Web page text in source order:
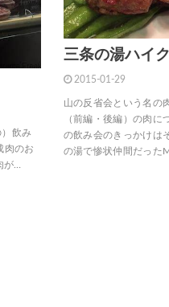
飲み
肉のお
…
三条の湯ハイ
2015-01-29
山の反省会という名の
（前編・後編）の肉に
の飲み会のきっかけは
の湯で惨状仲間だった